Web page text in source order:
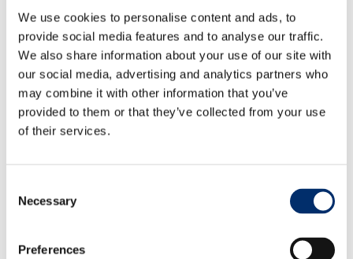
We use cookies to personalise content and ads, to
provide social media features and to analyse our traffic.
We also share information about your use of our site with
our social media, advertising and analytics partners who
may combine it with other information that you’ve
provided to them or that they’ve collected from your use
of their services.
Selection
Necessary
Preferences